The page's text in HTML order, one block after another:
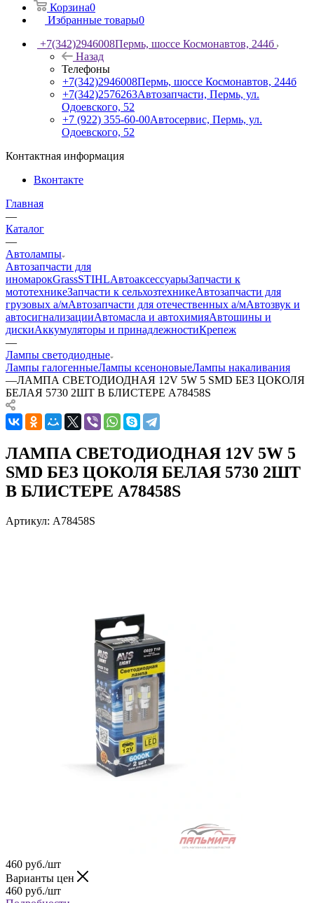
Корзина0
Избранные товары0
+7(342)2946008Пермь, шоссе Космонавтов, 244б
Назад
Телефоны
+7(342)2946008Пермь, шоссе Космонавтов, 244б
+7(342)2576263Автозапчасти, Пермь, ул.
Одоевского, 52
+7 (922) 355-60-00Автосервис, Пермь, ул.
Одоевского, 52
Контактная информация
Вконтакте
Главная
—
Каталог
—
Автолампы
Автозапчасти для
иномарокGrassSTIHLАвтоаксессуарыЗапчасти к
мототехникеЗапчасти к сельхозтехникеАвтозапчасти для
грузовых а/мАвтозапчасти для отечественных а/мАвтозвук и
автосигнализацииАвтомасла и автохимияАвтошины и
дискиАккумуляторы и принадлежностиКрепеж
—
Лампы светодиодные
Лампы галогенныеЛампы ксеноновыеЛампы накаливания
—ЛАМПА СВЕТОДИОДНАЯ 12V 5W 5 SMD БЕЗ ЦОКОЛЯ
БЕЛАЯ 5730 2ШТ В БЛИСТЕРЕ A78458S
ЛАМПА СВЕТОДИОДНАЯ 12V 5W 5
SMD БЕЗ ЦОКОЛЯ БЕЛАЯ 5730 2ШТ
В БЛИСТЕРЕ A78458S
Артикул: A78458S
460 руб./шт
Варианты цен
460 руб./шт